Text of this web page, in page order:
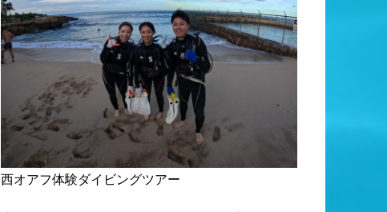
西オアフ体験ダイビングツアー